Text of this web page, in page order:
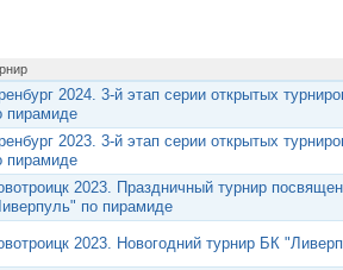
2024. 3-й этап серии открытых
пирамиде
2023. 3-й этап серии открытых
пирамиде
2023. Праздничный турнир
по пирамиде
2023. Новогодний турнир БК